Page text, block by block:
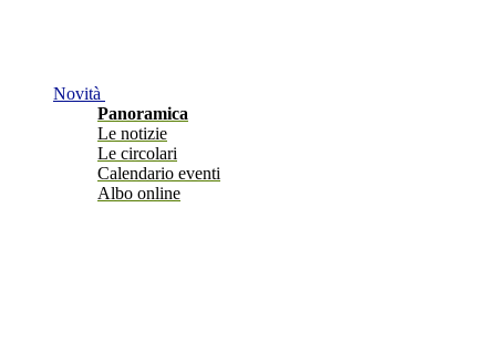
Novità
Panoramica
Le notizie
Le circolari
Calendario eventi
Albo online